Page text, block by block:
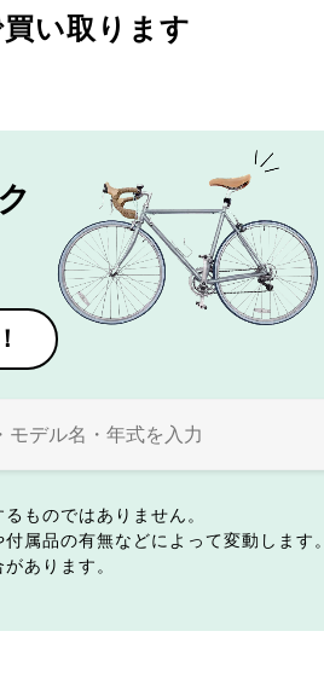
い取ります
ものではありません。
属品の有無などによって変動します。
あります。